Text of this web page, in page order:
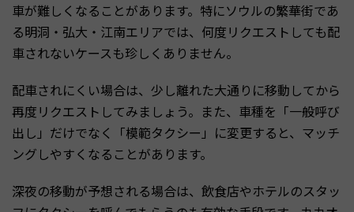
車が難しくなることがあります。特にソウルの繁華街であ
る明洞・弘大・江南エリアでは、何度リクエストしても配
車されないケースも珍しくありません。
配車されにくい場合は、少し離れた大通りに移動してから
再度リクエストしてみましょう。また、車種を「一般呼び
出し」だけでなく「模範タクシー」に変更すると、マッチ
ングしやすくなることがあります。
深夜の移動が予想される場合は、飲食店やホテルのスタッ